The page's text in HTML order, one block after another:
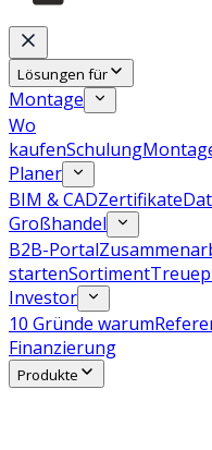
Lösungen für
Montage
Wo
kaufenSchulung
Planer
BIM & CADZertifikate
Großhandel
B2B-Portal
startenSortiment
Investor
10 Gründe warum
Finanzierung
Produkte